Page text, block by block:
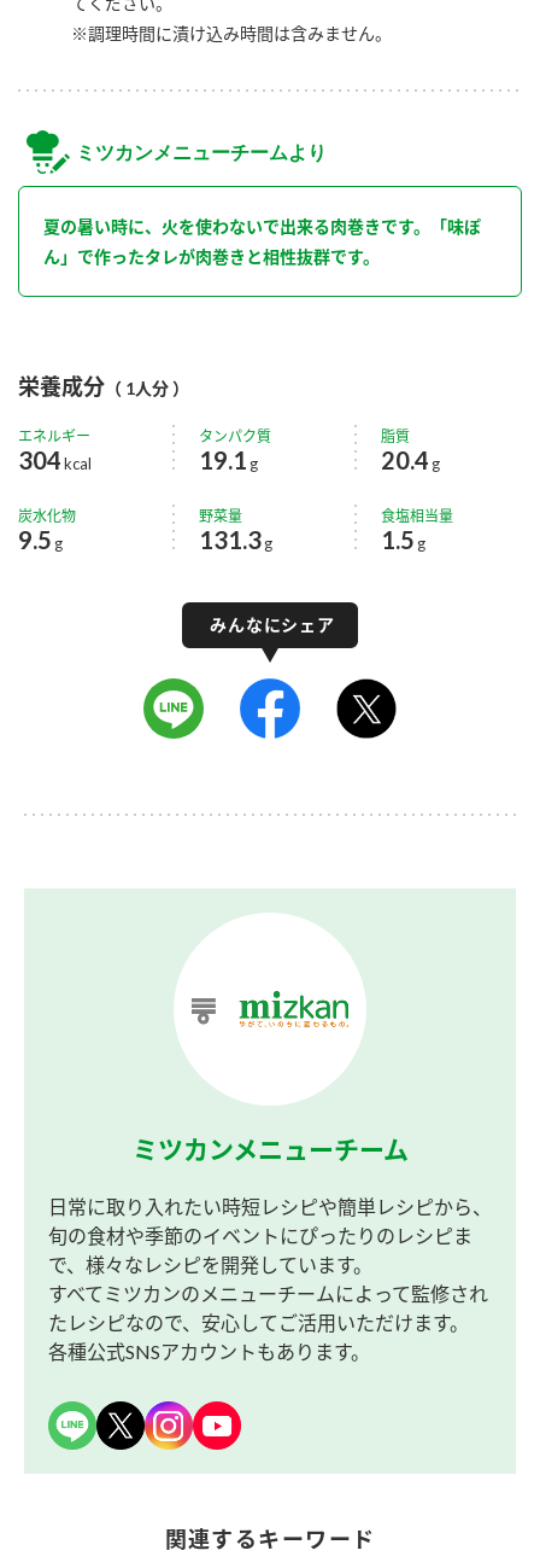
※調理時間に漬け込み時間は含みません。
ミツカンメニューチームより
夏の暑い時に、火を使わないで出来る肉巻きです。「味ぽ
ん」で作ったタレが肉巻きと相性抜群です。
栄養成分 （ 1人分 ）
エネルギー
304kcal
タンパク質
19.1 g
脂質
20.4 g
炭水化物
9.5 g
野菜量
131.3g
食塩相当量
1.5 g
ミツカンメニューチーム
日常に取り入れたい時短レシピや簡単レシピから、
旬の食材や季節のイベントにぴったりのレシピま
で、様々なレシピを開発しています。
すべてミツカンのメニューチームによって監修され
たレシピなので、安心してご活用いただけます。
各種公式SNSアカウントもあります。
関連するキーワード